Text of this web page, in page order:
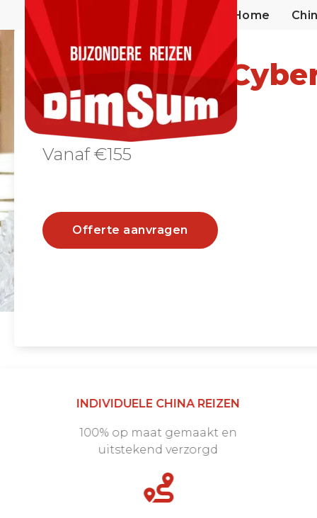
Home
Chongqing
City
Vanaf €155
Offerte aanvragen
INDIVIDUELE CHINA REIZEN
100% op maat gemaakt en
uitstekend verzorgd